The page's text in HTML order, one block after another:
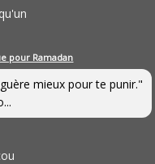
pour Ramadan
mieux pour te punir."